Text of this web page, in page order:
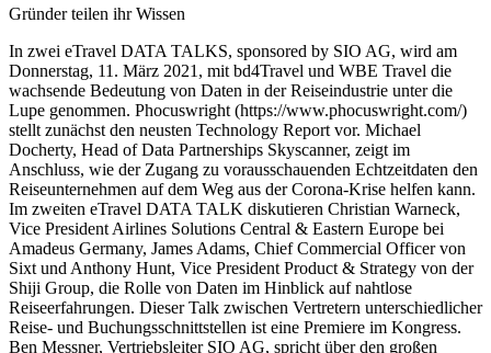
Gründer teilen ihr Wissen
In zwei eTravel DATA TALKS, sponsored by SIO AG, wird am
Donnerstag, 11. März 2021, mit bd4Travel und WBE Travel die
wachsende Bedeutung von Daten in der Reiseindustrie unter die
Lupe genommen. Phocuswright (https://www.phocuswright.com/)
stellt zunächst den neusten Technology Report vor. Michael
Docherty, Head of Data Partnerships Skyscanner, zeigt im
Anschluss, wie der Zugang zu vorausschauenden Echtzeitdaten den
Reiseunternehmen auf dem Weg aus der Corona-Krise helfen kann.
Im zweiten eTravel DATA TALK diskutieren Christian Warneck,
Vice President Airlines Solutions Central & Eastern Europe bei
Amadeus Germany, James Adams, Chief Commercial Officer von
Sixt und Anthony Hunt, Vice President Product & Strategy von der
Shiji Group, die Rolle von Daten im Hinblick auf nahtlose
Reiseerfahrungen. Dieser Talk zwischen Vertretern unterschiedlicher
Reise- und Buchungsschnittstellen ist eine Premiere im Kongress.
Ben Messner, Vertriebsleiter SIO AG, spricht über den großen